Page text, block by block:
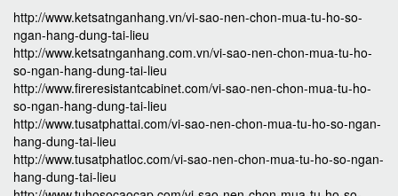
http://www.ketsatnganhang.vn/vi-sao-nen-chon-mua-tu-ho-so-
ngan-hang-dung-tai-lieu
http://www.ketsatnganhang.com.vn/vi-sao-nen-chon-mua-tu-ho-
so-ngan-hang-dung-tai-lieu
http://www.fireresistantcabinet.com/vi-sao-nen-chon-mua-tu-ho-
so-ngan-hang-dung-tai-lieu
http://www.tusatphattai.com/vi-sao-nen-chon-mua-tu-ho-so-ngan-
hang-dung-tai-lieu
http://www.tusatphatloc.com/vi-sao-nen-chon-mua-tu-ho-so-ngan-
hang-dung-tai-lieu